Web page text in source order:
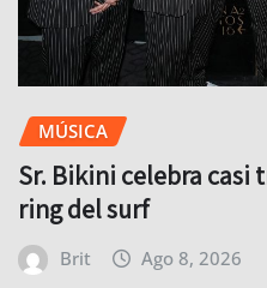
MÚSICA
Sr. Bikini celebra casi
ring del surf
Brit Ago 8, 2026